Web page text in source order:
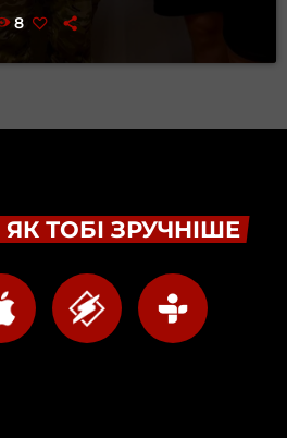
8
ТОБІ ЗРУЧНІШЕ